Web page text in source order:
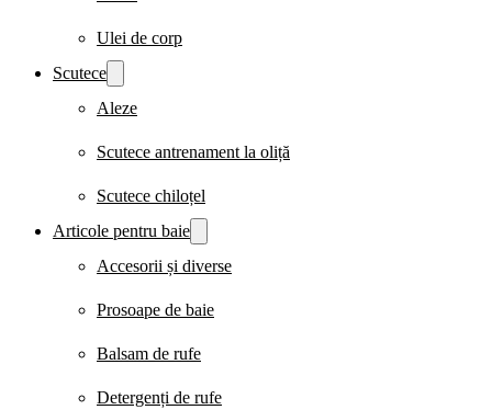
Ulei de corp
Scutece
Aleze
Scutece antrenament la oliță
Scutece chiloțel
Articole pentru baie
Accesorii și diverse
Prosoape de baie
Balsam de rufe
Detergenți de rufe